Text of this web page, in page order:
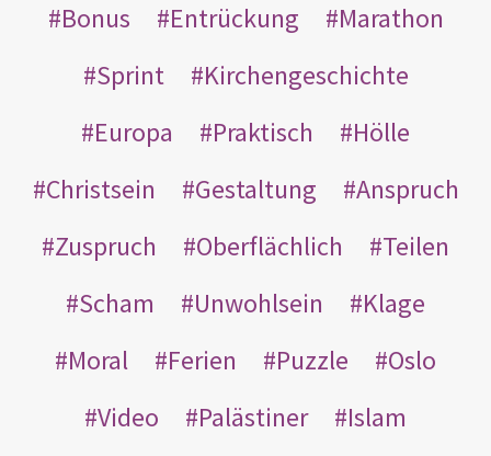
Bonus
Entrückung
Marathon
Sprint
Kirchengeschichte
Europa
Praktisch
Hölle
Christsein
Gestaltung
Anspruch
Zuspruch
Oberflächlich
Teilen
Scham
Unwohlsein
Klage
Moral
Ferien Puzzle
Oslo
Video
Palästiner
Islam